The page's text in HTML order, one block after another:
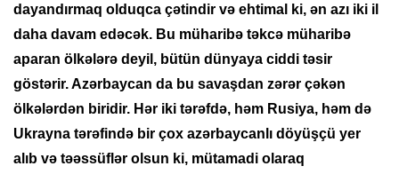
dayandırmaq olduqca çətindir və ehtimal ki, ən azı iki il
daha davam edəcək. Bu müharibə təkcə müharibə
aparan ölkələrə deyil, bütün dünyaya ciddi təsir
göstərir. Azərbaycan da bu savaşdan zərər çəkən
ölkələrdən biridir. Hər iki tərəfdə, həm Rusiya, həm də
Ukrayna tərəfində bir çox azərbaycanlı döyüşçü yer
alıb və təəssüflər olsun ki, mütamadi olaraq